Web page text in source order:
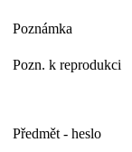
Poznámka
Pozn. k reprodukci
Předmět - heslo